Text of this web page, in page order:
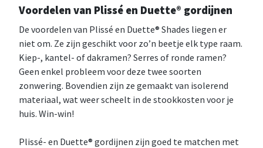
Voordelen van Plissé en Duette® gordijnen
De voordelen van Plissé en Duette® Shades liegen er
niet om. Ze zijn geschikt voor zo’n beetje elk type raam.
Kiep-, kantel- of dakramen? Serres of ronde ramen?
Geen enkel probleem voor deze twee soorten
zonwering. Bovendien zijn ze gemaakt van isolerend
materiaal, wat weer scheelt in de stookkosten voor je
huis. Win-win!
Plissé- en Duette® gordijnen zijn goed te matchen met